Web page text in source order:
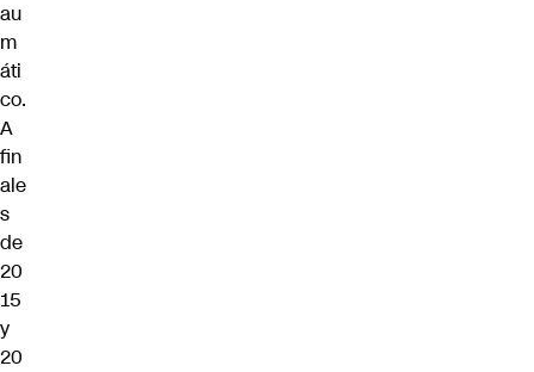
au
m
áti
co.
A
fin
ale
s
de
20
15
y
20